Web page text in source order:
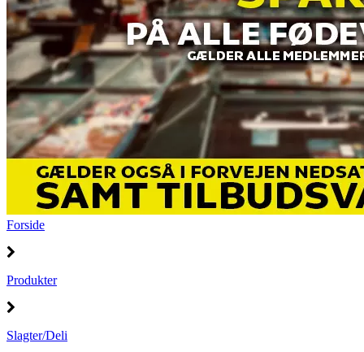
Forside
Produkter
Slagter/Deli